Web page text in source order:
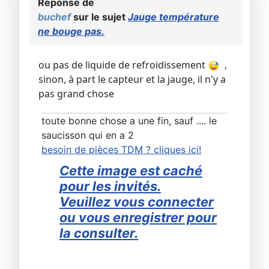
Réponse de
buchefsur le sujet Jauge température
ne bouge pas.
ou pas de liquide de refroidissement
,
sinon, à part le capteur et la jauge, il n'y a
pas grand chose
toute bonne chose a une fin, sauf .... le
saucisson qui en a 2
besoin de pièces TDM ? cliques ici!
Cette image est caché
pour les invités.
Veuillez vous connecter
ou vous enregistrer pour
la consulter.